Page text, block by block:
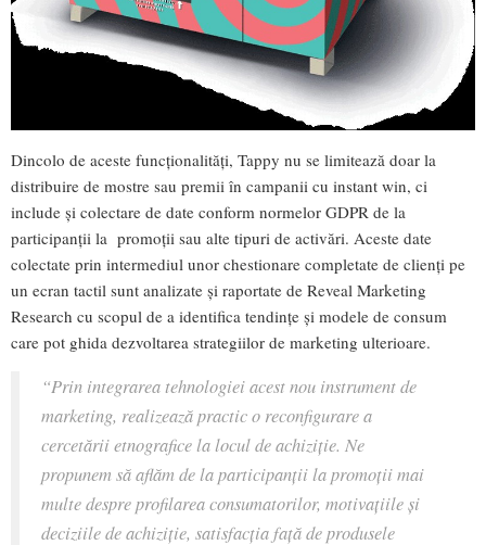
Dincolo de aceste funcționalități, Tappy nu se limitează doar la
distribuire de mostre sau premii în campanii cu instant win, ci
include și colectare de date conform normelor GDPR de la
participanții la promoții sau alte tipuri de activări. Aceste date
colectate prin intermediul unor chestionare completate de clienți pe
un ecran tactil sunt analizate și raportate de Reveal Marketing
Research cu scopul de a identifica tendințe și modele de consum
care pot ghida dezvoltarea strategiilor de marketing ulterioare.
“Prin integrarea tehnologiei acest nou instrument de
marketing, realizează practic o reconfigurare a
cercetării etnografice la locul de achiziție. Ne
propunem să aflăm de la participanții la promoții mai
multe despre profilarea consumatorilor, motivațiile și
deciziile de achiziție, satisfacția față de produsele